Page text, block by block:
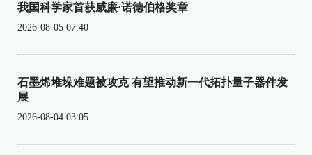
我国科学家首获威廉·诺德伯格奖章
2026-08-05 07:40
石墨烯堆垛难题被攻克 有望推动新一代拓扑量子器件发
展
2026-08-04 03:05